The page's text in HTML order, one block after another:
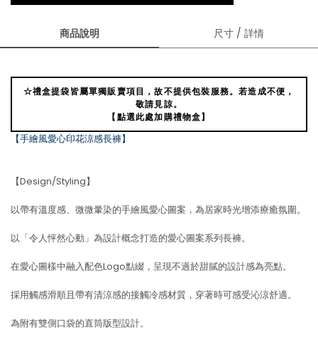
商品說明 尺寸 / 詳情
☆禮盒提袋皆屬單獨販賣項目，故不提供包裝服務。若造成不便，
敬請見諒。
【點選此處加購禮物盒】
【手繪風愛心印花涼感長褲】
【Design/Styling】
以帶有溫度感、微微暈染的手繪風愛心圖案，為居家時光增添療癒氛圍。
以「令人怦然心動」為設計概念打造的愛心圖案系列長褲。
在愛心圖樣中融入配色Logo點綴，呈現不過於甜膩的設計感為亮點。
採用觸感滑順且帶有清涼感的接觸冷感材質，穿著時可感受沁涼舒適。
為附有雙側口袋的直筒版型設計。